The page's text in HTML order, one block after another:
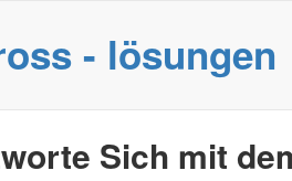
- lösungen
Sich mit